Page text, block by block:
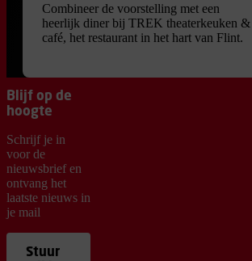
Combineer de voorstelling met een
heerlijk diner bij TREK theaterkeuken &
café, het restaurant in het hart van Flint.
Blijf op de
hoogte
Schrijf je in
voor de
nieuwsbrief en
ontvang het
laatste nieuws in
je mail
Stuur